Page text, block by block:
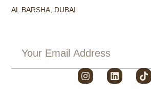
AL BARSHA, DUBAI